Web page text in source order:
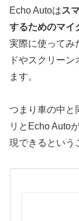
Echo Autoはス
するためのマイ
実際に使ってみ
ドやスクリー
ます。
つまり車の中と
リとEcho Auto
現できるという